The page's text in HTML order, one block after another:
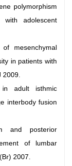
polymorphism
adolescent
mesenchymal
in patients with
2009.
adult isthmic
interbody fusion
and posterior
of lumbar
2007.